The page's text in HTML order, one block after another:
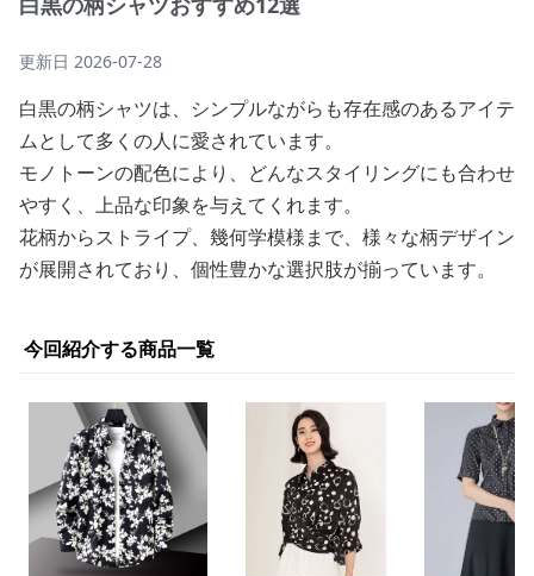
更新日 2026-07-28
白黒の柄シャツは、シンプルながらも存在感のあるアイテ
ムとして多くの人に愛されています。
モノトーンの配色により、どんなスタイリングにも合わせ
やすく、上品な印象を与えてくれます。
花柄からストライプ、幾何学模様まで、様々な柄デザイン
が展開されており、個性豊かな選択肢が揃っています。
今回紹介する商品一覧